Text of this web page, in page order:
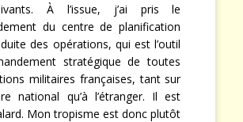
À l’issue, j’ai pris le
du centre de planification
des opérations, qui est l’outil
stratégique de toutes
militaires françaises, tant sur
national qu’à l’étranger. Il est
Mon tropisme est donc plutôt